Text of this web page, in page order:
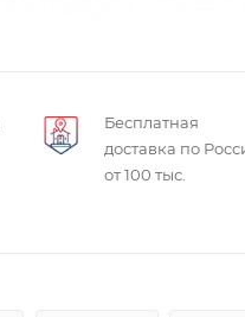
Бесплатная
доставка по
от 100 тыс.